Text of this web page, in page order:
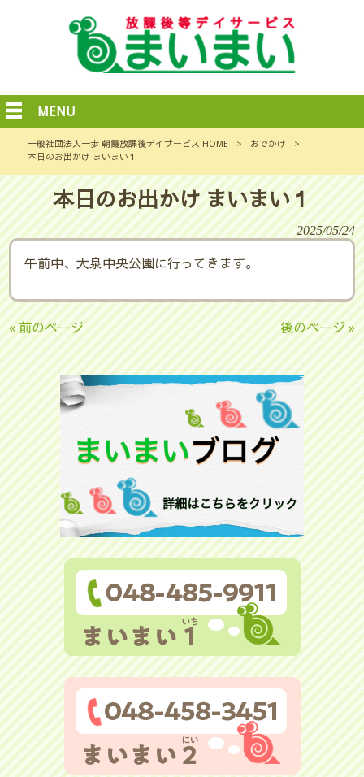
MENU
一般社団法人一歩 朝霞放課後デイサービス HOME > おでかけ
>
本日のお出かけ まいまい１
本日のお出かけ まいまい１
2025/05/24
午前中、大泉中央公園に行ってきます。
« 前のページ 後のページ »